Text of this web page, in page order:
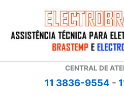
conteúdo
CENTRAL DE
11 3836-9554 -